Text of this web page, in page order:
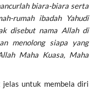
biara-biara serta
rumah ibadah Yahudi
disebut nama Allah di
menolong siapa yang
Maha Kuasa, Maha
untuk membela diri